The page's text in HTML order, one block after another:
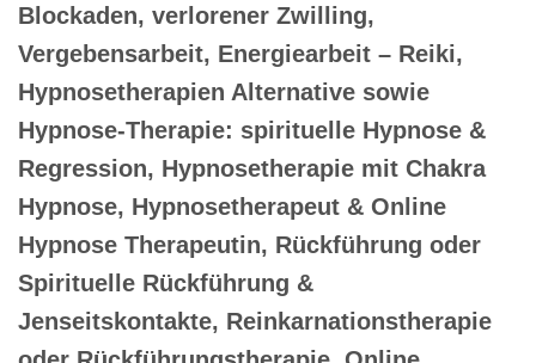
Blockaden, verlorener Zwilling,
Vergebensarbeit, Energiearbeit – Reiki,
Hypnosetherapien Alternative sowie
Hypnose-Therapie: spirituelle Hypnose &
Regression, Hypnosetherapie mit Chakra
Hypnose, Hypnosetherapeut & Online
Hypnose Therapeutin, Rückführung oder
Spirituelle Rückführung &
Jenseitskontakte, Reinkarnationstherapie